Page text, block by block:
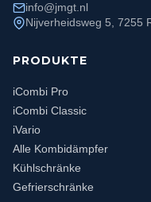
info@jmgt.nl
Nijverheidsweg 5, 7255
PRODUKTE
iCombi Pro
iCombi Classic
iVario
Alle Kombidämpfer
Kühlschränke
Gefrierschränke